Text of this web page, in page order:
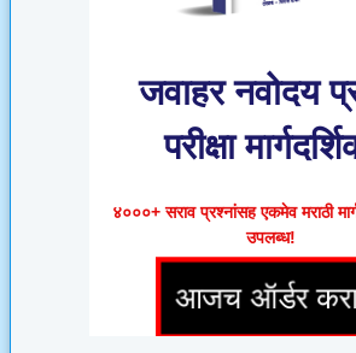
जवाहर नवोदय
परीक्षा
४०००+ सराव प्रश्नांसह एकमेव मराठी
उपलब्ध!